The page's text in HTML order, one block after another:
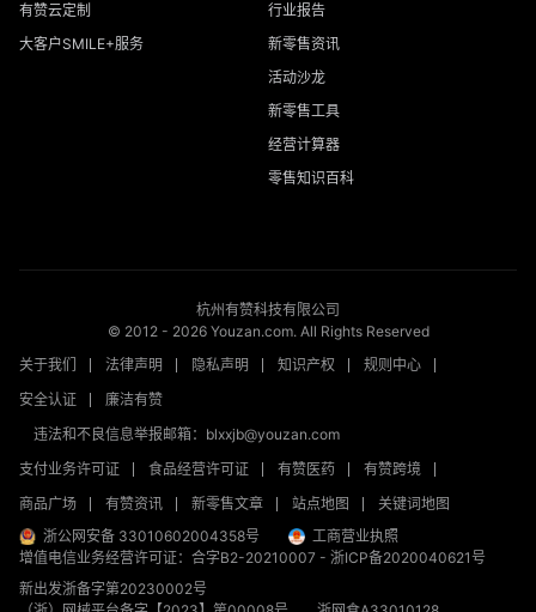
有赞云定制
大客户SMILE+服务
行业报告
新零售资讯
活动沙龙
新零售工具
经营计算器
零售知识百科
杭州有赞科技有限公司
© 2012 - 2026Youzan.com. All Rights Reserved
关于我们
法律声明 隐私声明 知识产权
规则中心
安全认证
廉洁有赞
违法和不良信息举报邮箱：blxxjb@youzan.com
支付业务许可证
食品经营许可证 有赞医药
有赞跨境
商品广场
有赞资讯 新零售文章 站点地图
关键词地图
浙公网安备 33010602004358号
工商营业执照
增值电信业务经营许可证：合字B2-20210007 - 浙ICP备2020040621号
新出发浙备字第20230002号